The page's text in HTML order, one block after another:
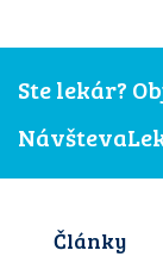
Ste lekár?
Články